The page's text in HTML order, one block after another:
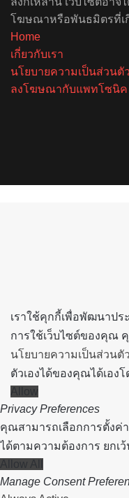
โฆษณาหรือพันธมิตรที่เ
Home
เกี่ยวกับเรา
นโยบายความเป็นส่วนตัว
ลงโฆษณากับแพทโซนิค
เราใช้คุกกี้เพื่อพัฒนาป
การใช้เว็บไซต์ของคุณ
นโยบายความเป็นส่วนตัว
ตัวเองได้ของคุณได้เอง
Allow
Privacy Preferences
คุณสามารถเลือกการตั้งค่
ได้ตามความต้องการ ยกเ
Allow All
Manage Consent